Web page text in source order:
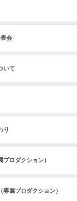
会
いて
り
プロダクション）
専属プロダクション）